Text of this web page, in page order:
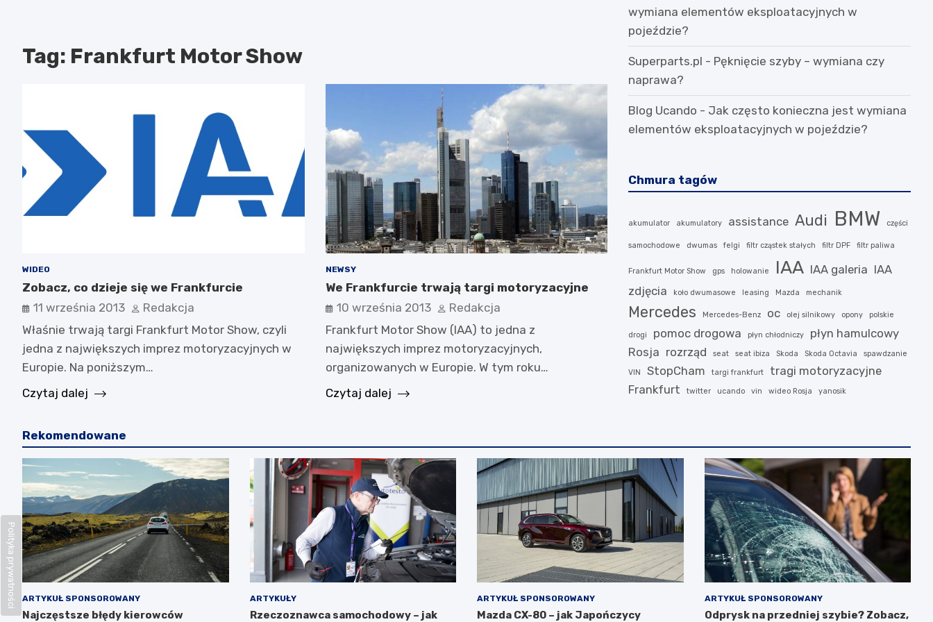
Tag: Frankfurt Motor Show
WIDEO
Zobacz, co dzieje się we Frankfurcie
11 września 2013
Redakcja
Właśnie trwają targi Frankfurt Motor Show, czyli
jedna z największych imprez motoryzacyjnych w
Europie. Na poniższym…
Czytaj dalej
NEWSY
We Frankfurcie trwają targi motoryzacyjne
10 września 2013
Redakcja
Frankfurt Motor Show (IAA) to jedna z
największych imprez motoryzacyjnych,
organizowanych w Europie. W tym roku…
Czytaj dalej
wymiana elementów eksploatacyjnych w
pojeździe?
Superparts.pl - Pęknięcie szyby – wymiana czy
naprawa?
Blog Ucando - Jak często konieczna jest wymiana
elementów eksploatacyjnych w pojeździe?
Chmura tagów
akumulator akumulatory assistance Audi BMW części
samochodowe dwumas felgi filtr cząstek stałych filtr DPF filtr paliwa
Frankfurt Motor Show gps holowanie IAA IAA galeria IAA
zdjęcia
koło dwumasowe leasing Mazda mechanik
Mercedes Mercedes-Benz oc olej silnikowy opony polskie
drogi pomoc drogowa płyn chłodniczy
płyn hamulcowy
Rosja rozrząd seat seat ibiza Skoda Skoda Octavia spawdzanie
VIN StopCham targi frankfurt
tragi motoryzacyjne
Frankfurt
twitter ucando vin wideo Rosja yanosik
Rekomendowane
ARTYKUŁ SPONSOROWANY
Najczęstsze błędy kierowców
ARTYKUŁY
Rzeczoznawca samochodowy – jak
ARTYKUŁ SPONSOROWANY
Mazda CX-80 – jak Japończycy
ARTYKUŁ SPONSOROWANY
Odprysk na przedniej szybie? Zobacz,
Polityka prywatności